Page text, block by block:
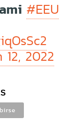
#EEU
12, 2022